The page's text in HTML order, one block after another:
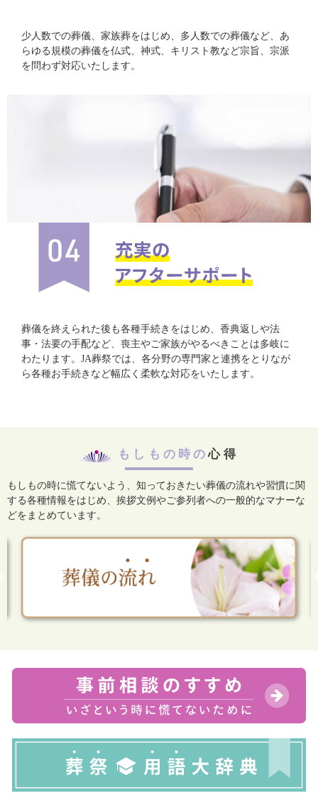
少人数での葬儀、家族葬をはじめ、多人数での葬儀など、あ
らゆる規模の葬儀を仏式、神式、キリスト教など宗旨、宗派
を問わず対応いたします。
葬儀を終えられた後も各種手続きをはじめ、香典返しや法
事・法要の手配など、喪主やご家族がやるべきことは多岐に
わたります。JA葬祭では、各分野の専門家と連携をとりなが
ら各種お手続きなど幅広く柔軟な対応をいたします。
もしもの時の心得
もしもの時に慌てないよう、知っておきたい葬儀の流れや習慣に関
する各種情報をはじめ、 挨拶文例やご参列者への一般的なマナーな
どをまとめています。